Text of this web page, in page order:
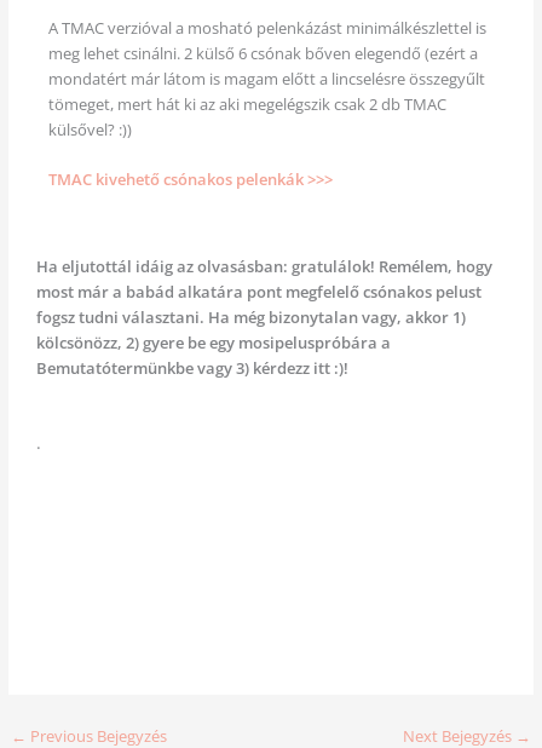
A TMAC verzióval a mosható pelenkázást minimálkészlettel is
meg lehet csinálni. 2 külső 6 csónak bőven elegendő (ezért a
mondatért már látom is magam előtt a lincselésre összegyűlt
tömeget, mert hát ki az aki megelégszik csak 2 db TMAC
külsővel? :))
TMAC kivehető csónakos pelenkák >>>
Ha eljutottál idáig az olvasásban: gratulálok! Remélem, hogy
most már a babád alkatára pont megfelelő csónakos pelust
fogsz tudni választani. Ha még bizonytalan vagy, akkor 1)
kölcsönözz, 2) gyere be egy mosipeluspróbára a
Bemutatótermünkbe vagy 3) kérdezz itt :)!
.
← Previous Bejegyzés Next Bejegyzés →